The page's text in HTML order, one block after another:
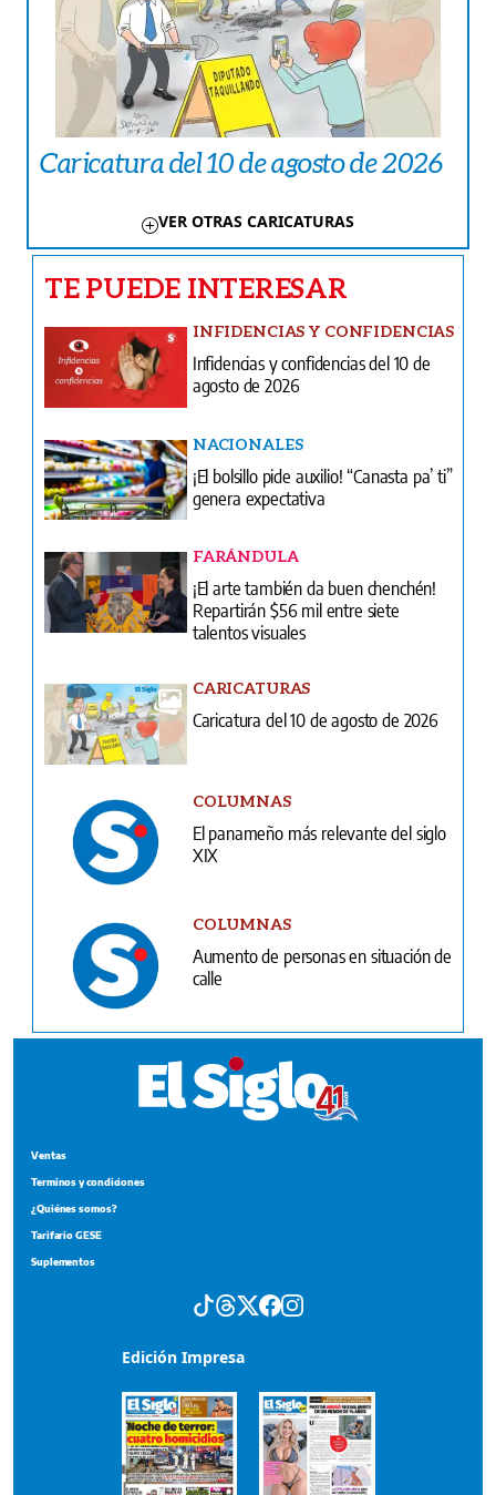
Caricatura del 10 de agosto de 2026
VER OTRAS CARICATURAS
TE PUEDE INTERESAR
INFIDENCIAS Y CONFIDENCIAS
Infidencias y confidencias del 10 de
agosto de 2026
NACIONALES
¡El bolsillo pide auxilio! “Canasta pa’ ti”
genera expectativa
FARÁNDULA
¡El arte también da buen chenchén!
Repartirán $56 mil entre siete
talentos visuales
CARICATURAS
Caricatura del 10 de agosto de 2026
COLUMNAS
El panameño más relevante del siglo
XIX
COLUMNAS
Aumento de personas en situación de
calle
Ventas
Terminos y condiciones
¿Quiénes somos?
Tarifario GESE
Suplementos
Edición Impresa